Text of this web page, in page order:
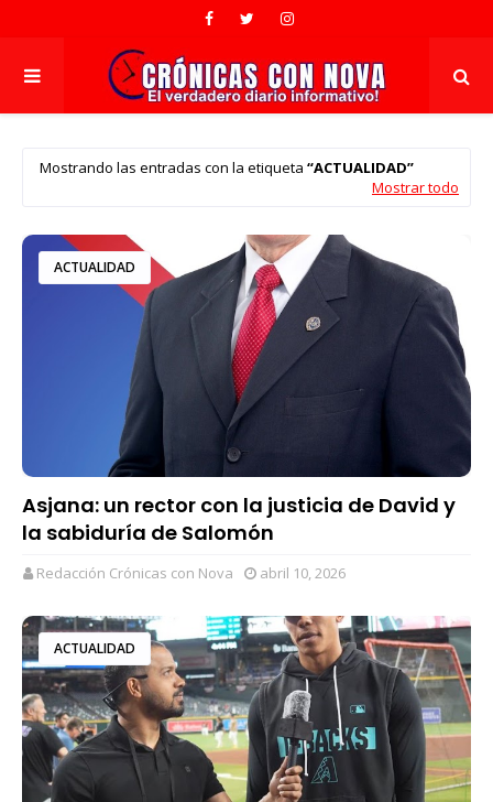
Mostrando las entradas con la etiqueta ACTUALIDAD
Mostrar todo
ACTUALIDAD
Asjana: un rector con la justicia de David y
la sabiduría de Salomón
Redacción Crónicas con Nova abril 10, 2026
ACTUALIDAD